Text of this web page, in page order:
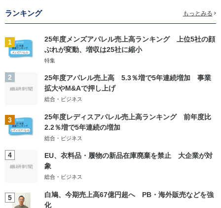
ランキング もっとみる
1
25年度メンズアパレル売上高ランキング 上位5社の顔
ぶれが変動、増収は25社に縮小
特集
2
25年度アパレル売上高 5.3％増で5年連続増加 事業
拡大やM&Aで押し上げ
総合・ビジネス
3
25年度レディスアパレル売上高ランキング 前年度比
2.2％増で5年連続の増加
総合・ビジネス
4
EU、衣料品・履物の新品在庫廃棄を禁止 大企業が対
象
総合・ビジネス
5
白鳩、今期売上高67億円超へ PB・海外販売などを強
化